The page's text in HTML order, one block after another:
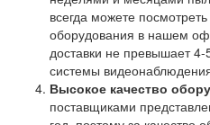
всегда можете
оборудования в нашем
доставки не превышает
системы
Высокое качество
поставщиками